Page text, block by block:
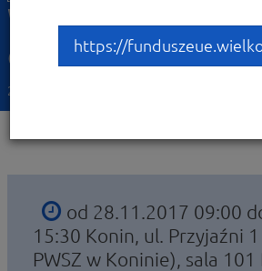
Warsztat
działaniu" w
20.11.2017 10:00
od 28.11.2017 09:00
15:30 Konin, ul. Przyjaźni
PWSZ w Koninie), sala 101
https://